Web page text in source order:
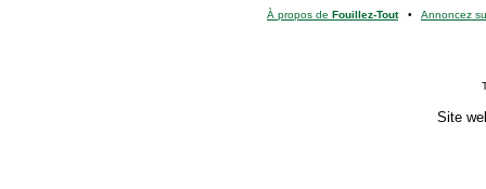
À propos de Fouillez-Tout• Annoncez
Site